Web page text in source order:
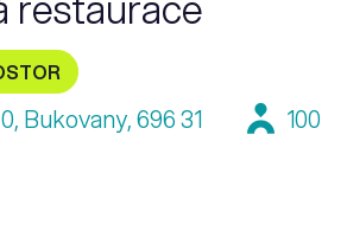
Bukovany, 696 31 100